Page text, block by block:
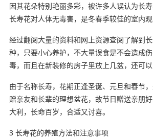
因其花朵特别艳丽多彩，被许多人误认为长寿
长寿花对人体无毒害，是冬春季较佳的室内
经过翻阅大量的资料和网上资源查阅了解到
种，只要小心养护，不大量误食是不会造成
毒，而且在新装修的房子里放上几盆，还可以
由于名称长寿，花期正逢圣诞、元旦和春节
赠亲友和长辈的理想盆花，故节日赠送亲朋
大利，长命百岁，合适又讨喜。
3 长寿花的养殖方法和注意事项